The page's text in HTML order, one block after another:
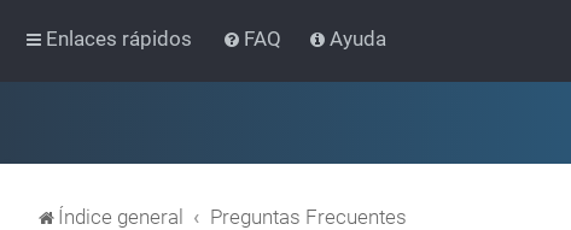
Enlaces rápidos FAQ Ayuda
Índice general Preguntas Frecuentes